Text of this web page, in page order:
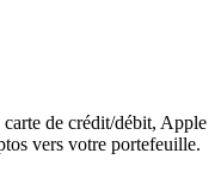
de crédit/débit, Apple
vers votre portefeuille.